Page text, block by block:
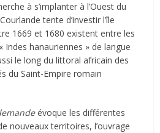
à s’implanter à l’Ouest du
tente d’investir l’île
1669 et 1680 existent entre les
Indes hanauriennes » de langue
le long du littoral africain des
du Saint-Empire romain
évoque les différentes
nouveaux territoires, l’ouvrage